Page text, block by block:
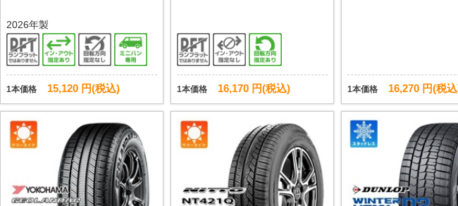
2026年製
1本価格 15,120 円(税込) 1本価格 16,170 円(税込) 1本価格 16,270 円(税